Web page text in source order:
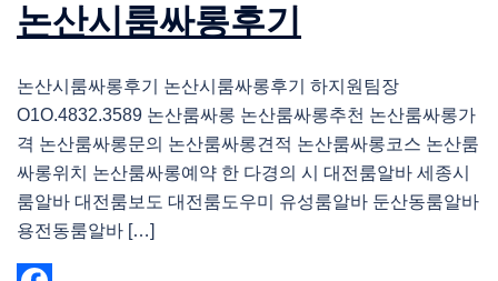
논산시룸싸롱후기
논산시룸싸롱후기 논산시룸싸롱후기 하지원팀장
O1O.4832.3589 논산룸싸롱 논산룸싸롱추천 논산룸싸롱가
격 논산룸싸롱문의 논산룸싸롱견적 논산룸싸롱코스 논산룸
싸롱위치 논산룸싸롱예약 한 다경의 시 대전룸알바 세종시
룸알바 대전룸보도 대전룸도우미 유성룸알바 둔산동룸알바
용전동룸알바 […]